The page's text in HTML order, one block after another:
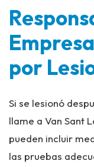
por
Si se lesionó
llame a Van Sant
pueden incluir
las pruebas